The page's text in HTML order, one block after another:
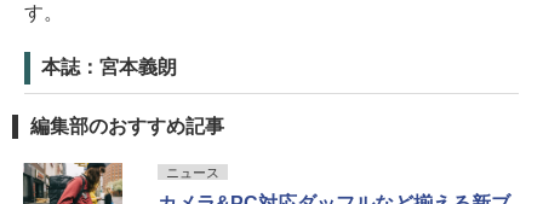
す。
本誌：宮本義朗
編集部のおすすめ記事
ニュース